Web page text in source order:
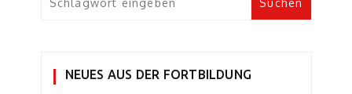
NEUES AUS DER FORTBILDUNG